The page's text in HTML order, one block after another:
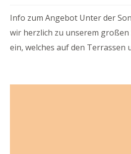
Info zum Angebot Unter der
wir herzlich zu unserem großen
ein, welches auf den Terrassen